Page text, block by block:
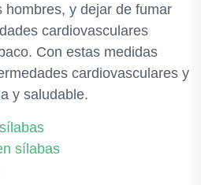
hombres, y dejar de fumar
cardiovasculares
Con estas medidas
cardiovasculares y
y saludable.
sílabas